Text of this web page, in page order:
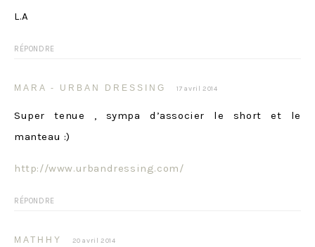
L.A
RÉPONDRE
MARA - URBAN DRESSING 17 avril 2014
Super tenue , sympa d’associer le short et le
manteau :)
http://www.urbandressing.com/
RÉPONDRE
MATHHY 20 avril 2014